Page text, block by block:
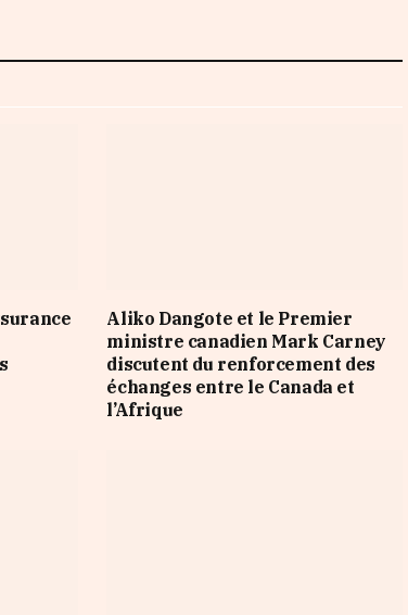
Aliko Dangote et le Premier
ministre canadien Mark Carney
discutent du renforcement des
échanges entre le Canada et
l’Afrique